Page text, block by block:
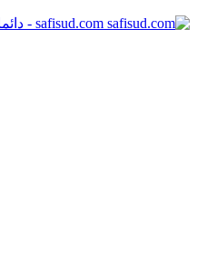
safisud.com - دائما في قلب الحدث